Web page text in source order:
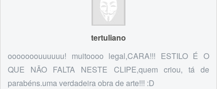
tertuliano
ooooooouuuuuu! muitoooo legal,CARA!!! ESTILO É O
QUE NÃO FALTA NESTE CLIPE,quem criou, tá de
parabéns.uma verdadeira obra de arte!!! :D